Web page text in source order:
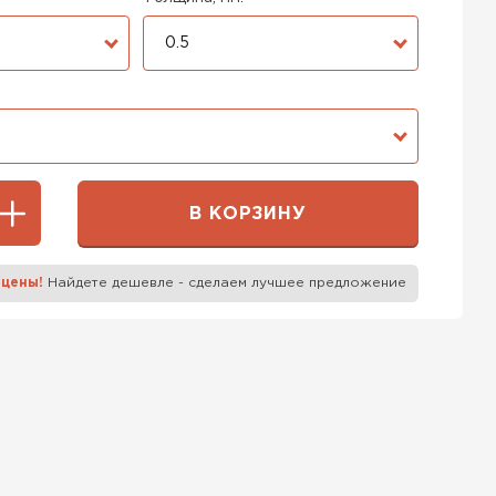
0.5
В КОРЗИНУ
Найдете дешевле - сделаем лучшее предложение